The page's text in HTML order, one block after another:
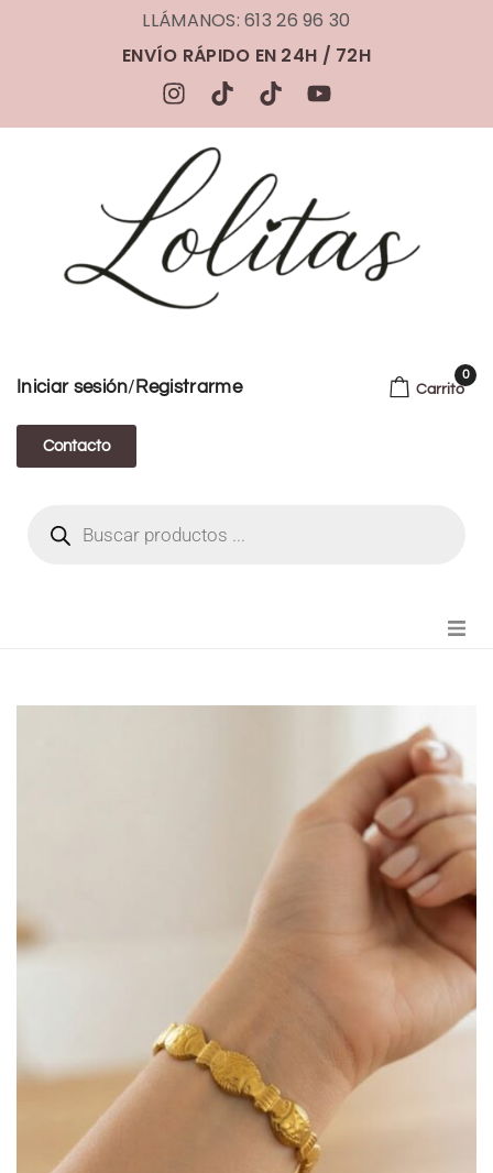
LLÁMANOS: 613 26 96 30
ENVÍO RÁPIDO EN 24H / 72H
Iniciar sesión/ Registrarme
Contacto
Carrito
0
MODA CHICA
BEAUTY
PERFUMES
BISUTERIA
BOLSOS Y MONEDEROS
CALZADO